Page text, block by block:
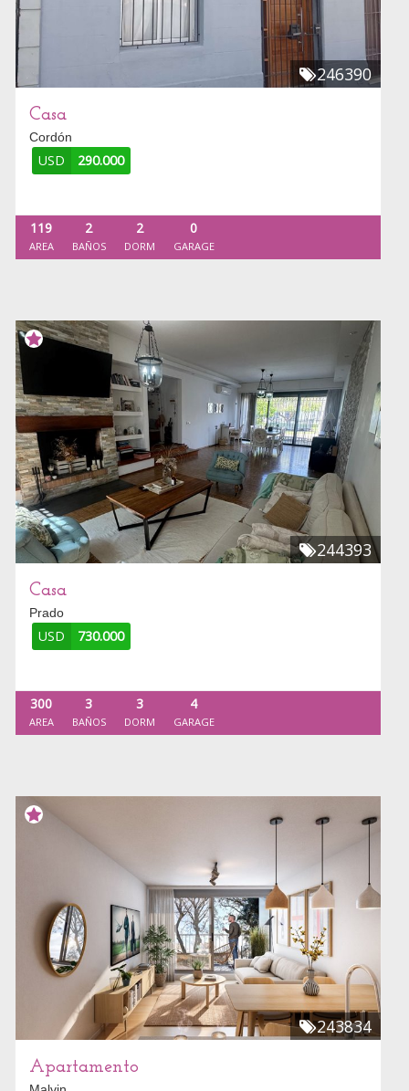
246390
Casa
Cordón
USD 290.000
119
AREA
2
BAÑOS
2
DORM
0
GARAGE
244393
Casa
Prado
USD 730.000
300
AREA
3
BAÑOS
3
DORM
4
GARAGE
243834
Apartamento